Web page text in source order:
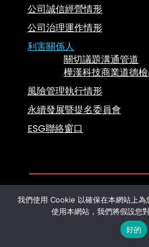
公司誠信經營情形
公司治理運作情形
利害關係人
關切議題溝通管道
樺漢科技商業道德
風險管理執行情形
永續發展暨提名委員會
ESG聯絡窗口
版權所有 2024 © 樺漢
Sliice
我們使用 Cookie 以確保在本網站上為
使用本網站，我們將假設您
好的